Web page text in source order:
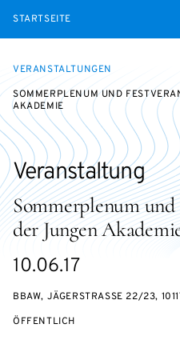
STARTSEITE
VERANSTALTUNGEN
SOMMERPLENUM UND
AKADEMIE
Sommerplenum
der Jungen
Veranstaltung
eventBeginsOn
10.06.17
BBAW, JÄGERSTRASSE 22/23,
VERANSTALTUNGSZUGANG:
ÖFFENTLICH